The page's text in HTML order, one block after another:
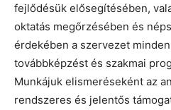
fejlődésük elősegítésében,
oktatás megőrzésében és
érdekében a szervezet
továbbképzést és szakmai
Munkájuk elismeréseként az
rendszeres és jelentős